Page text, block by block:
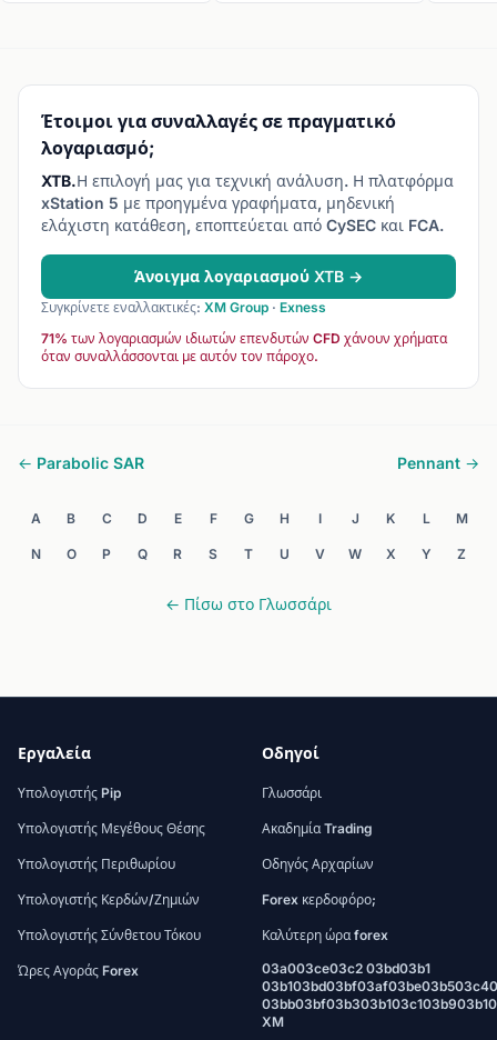
Έτοιμοι για συναλλαγές σε πραγματικό
λογαριασμό;
XTB.Η επιλογή μας για τεχνική ανάλυση. Η πλατφόρμα
xStation 5 με προηγμένα γραφήματα, μηδενική
ελάχιστη κατάθεση, εποπτεύεται από CySEC και FCA.
Άνοιγμα λογαριασμού XTB →
Συγκρίνετε εναλλακτικές: XM Group · Exness
71% των λογαριασμών ιδιωτών επενδυτών CFD χάνουν χρήματα
όταν συναλλάσσονται με αυτόν τον πάροχο.
← Parabolic SAR Pennant →
A B C D E F G H I J K L M
N O P Q R S T U V W X Y Z
← Πίσω στο Γλωσσάρι
Εργαλεία
Υπολογιστής Pip
Υπολογιστής Μεγέθους Θέσης
Υπολογιστής Περιθωρίου
Υπολογιστής Κερδών/Ζημιών
Υπολογιστής Σύνθετου Τόκου
Ώρες Αγοράς Forex
Οδηγοί
Γλωσσάρι
Ακαδημία Trading
Οδηγός Αρχαρίων
Forex κερδοφόρο;
Καλύτερη ώρα forex
03a003ce03c2 03bd03b1
XM